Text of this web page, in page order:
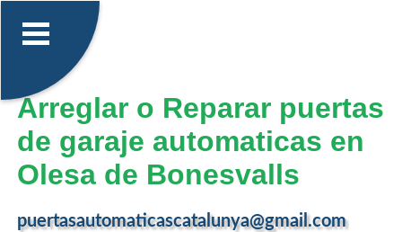
Arreglar o Reparar puertas
de garaje automaticas en
Olesa de Bonesvalls
puertasautomaticascatalunya@gmail.com